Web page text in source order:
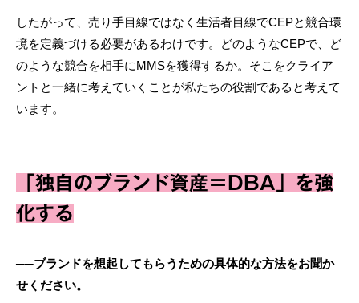
したがって、売り手目線ではなく生活者目線でCEPと競合環
境を定義づける必要があるわけです。どのようなCEPで、ど
のような競合を相手にMMSを獲得するか。そこをクライア
ントと一緒に考えていくことが私たちの役割であると考えて
います。
「独自のブランド資産＝DBA」を強
化する
──ブランドを想起してもらうための具体的な方法をお聞か
せください。